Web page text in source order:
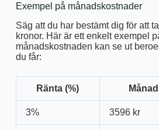
Exempel på månadskostnader
Säg att du har bestämt dig för att
kronor. Här är ett enkelt exempel
månadskostnaden kan se ut
du får:
Ränta (%)
3% 3596 kr